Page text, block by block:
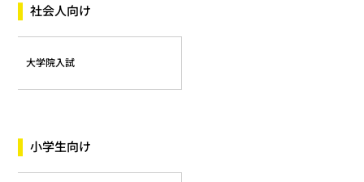
社会人向け
大学院入試
小学生向け